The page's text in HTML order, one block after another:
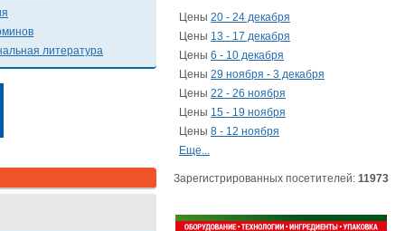
литература
Цены 20 - 24 декабря
Цены 13 - 17 декабря
Цены 6 - 10 декабря
Цены 29 ноября - 3 декабря
Цены 22 - 26 ноября
Цены 15 - 19 ноября
Цены 8 - 12 ноября
Еще...
Зарегистрированных посетителей: 11973